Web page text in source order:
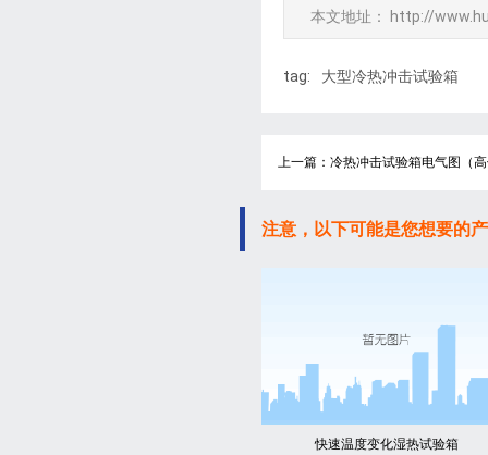
本文地址： http://
tag: 大型冷热冲击试验箱
上一篇：冷热冲击试验箱电气图（
注意，以下可能是您想要的
快速温度变化湿热试验箱